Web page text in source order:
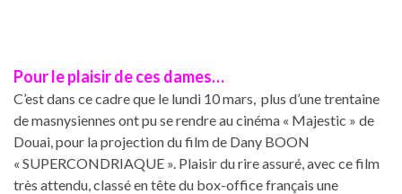
Pour le plaisir de ces dames…
C’est dans ce cadre que le lundi 10 mars, plus d’une trentaine
de masnysiennes ont pu se rendre au cinéma « Majestic » de
Douai, pour la projection du film de Dany BOON
« SUPERCONDRIAQUE ». Plaisir du rire assuré, avec ce film
très attendu, classé en tête du box-office français une